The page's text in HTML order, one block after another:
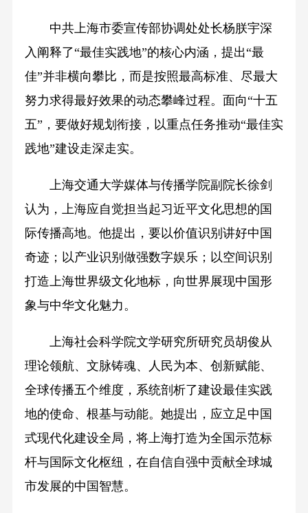
中共上海市委宣传部协调处处长杨朕宇深
入阐释了“最佳实践地”的核心内涵，提出“最
佳”并非横向攀比，而是按照最高标准、尽最大
努力求得最好效果的动态攀峰过程。面向“十五
五”，要做好规划衔接，以重点任务推动“最佳实
践地”建设走深走实。
上海交通大学媒体与传播学院副院长徐剑
认为，上海应自觉担当起习近平文化思想的国
际传播高地。他提出，要以价值识别讲好中国
奇迹；以产业识别做强数字娱乐；以空间识别
打造上海世界级文化地标，向世界展现中国形
象与中华文化魅力。
上海社会科学院文学研究所研究员胡俊从
理论领航、文脉铸魂、人民为本、创新赋能、
全球传播五个维度，系统剖析了建设最佳实践
地的使命、根基与动能。她提出，应立足中国
式现代化建设全局，将上海打造为全国示范标
杆与国际文化枢纽，在自信自强中贡献全球城
市发展的中国智慧。